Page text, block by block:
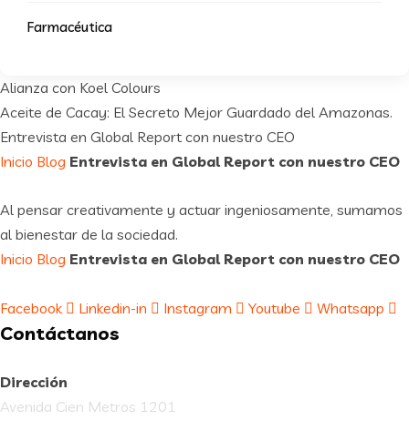
Farmacéutica
Alianza con Koel Colours
Aceite de Cacay: El Secreto Mejor Guardado del Amazonas.
Entrevista en Global Report con nuestro CEO
Inicio Blog Entrevista en Global Report con nuestro CEO
Al pensar creativamente y actuar ingeniosamente, sumamos
al bienestar de la sociedad.
Inicio Blog Entrevista en Global Report con nuestro CEO
Facebook Linkedin-in Instagram Youtube Whatsapp
Contáctanos
Dirección
Avenida Cien Metros 1201